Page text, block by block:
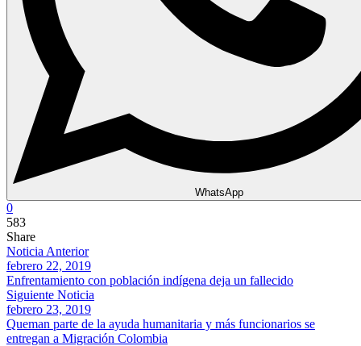
WhatsApp
0
583
Share
Noticia Anterior
febrero 22, 2019
Enfrentamiento con población indígena deja un fallecido
Siguiente Noticia
febrero 23, 2019
Queman parte de la ayuda humanitaria y más funcionarios se
entregan a Migración Colombia